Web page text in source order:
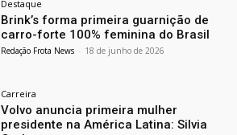
Destaque
Brink’s forma primeira guarnição de
carro-forte 100% feminina do Brasil
Redação Frota News - 18 de junho de 2026
Carreira
Volvo anuncia primeira mulher
presidente na América Latina: Silvia